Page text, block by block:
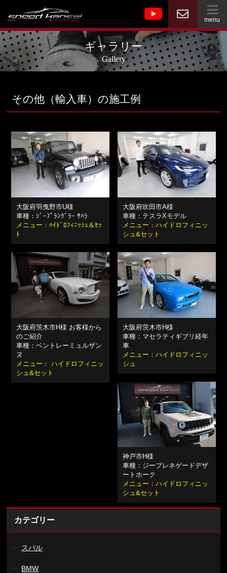
menu
ギャラリー
Gallery
その他（輸入車）の施工例
大阪府羽曳野市U様
車種：ｼﾞｰﾌﾟﾗﾝｸﾞﾗｰ ｻﾊﾗ
メニュー：ﾊｲﾄﾞﾛﾌｨﾆｯｼｭ＆ｾｯ
ﾄ
大阪府吹田市A様
車種：テスラXモデル
メニュー：ハイドロフィニッ
シュ&セット
大阪府茨木市H様 お客様から
のご紹介
車種：ベントレーミュルザン
ヌ
メニュー： ハイドロフィニッ
シュ&セット
大阪府茨木市H様
車種：マセラティギブリ経年
車
メニュー：ハイドロフィニッ
シュ
神戸市H様
車種：ジープレネゲードデザ
ートホーク
メニュー：ハイドロフィニッ
シュ&セット
カテゴリー
ー スバル
ー BMW